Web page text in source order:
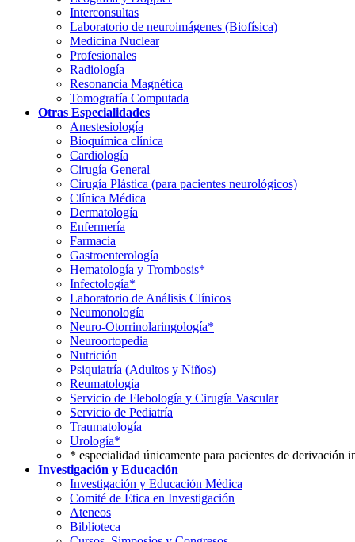
Interconsultas
Laboratorio de neuroimágenes (Biofísica)
Medicina Nuclear
Profesionales
Radiología
Resonancia Magnética
Tomografía Computada
Otras Especialidades
Anestesiología
Bioquímica clínica
Cardiología
Cirugía General
Cirugía Plástica (para pacientes neurológicos)
Clínica Médica
Dermatología
Enfermería
Farmacia
Gastroenterología
Hematología y Trombosis*
Infectología*
Laboratorio de Análisis Clínicos
Neumonología
Neuro-Otorrinolaringología*
Neuroortopedia
Nutrición
Psiquiatría (Adultos y Niños)
Reumatología
Servicio de Flebología y Cirugía Vascular
Servicio de Pediatría
Traumatología
Urología*
* especialidad únicamente para pacientes de derivación
Investigación y Educación
Investigación y Educación Médica
Comité de Ética en Investigación
Ateneos
Biblioteca